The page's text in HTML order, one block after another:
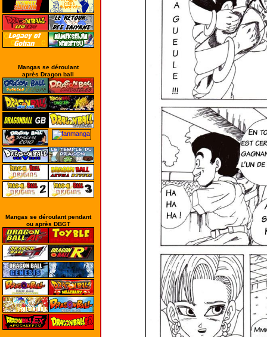
Mangas se déroulant
après Dragon ball
Mangas se déroulant pendant
ou après DBGT